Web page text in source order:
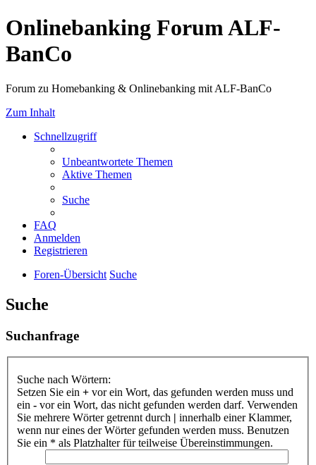
Onlinebanking Forum ALF-
BanCo
Forum zu Homebanking & Onlinebanking mit ALF-BanCo
Zum Inhalt
Schnellzugriff
Unbeantwortete Themen
Aktive Themen
Suche
FAQ
Anmelden
Registrieren
Foren-Übersicht Suche
Suche
Suchanfrage
Suche nach Wörtern:
Setzen Sie ein + vor ein Wort, das gefunden werden muss und
ein - vor ein Wort, das nicht gefunden werden darf. Verwenden
Sie mehrere Wörter getrennt durch | innerhalb einer Klammer,
wenn nur eines der Wörter gefunden werden muss. Benutzen
Sie ein * als Platzhalter für teilweise Übereinstimmungen.